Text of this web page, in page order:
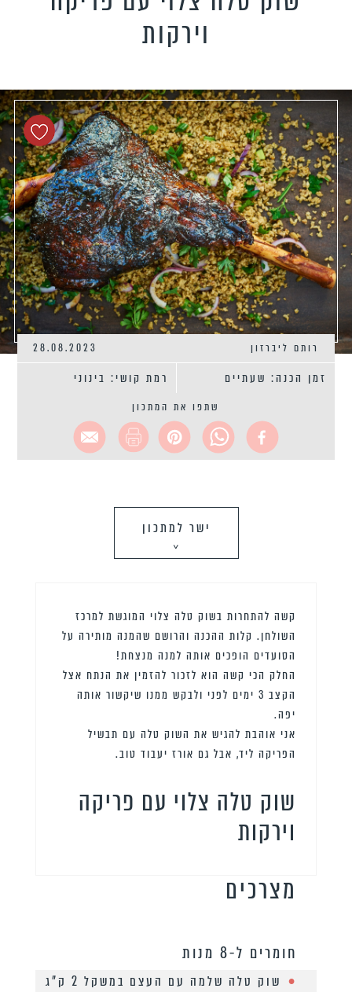
וקישים
לילדים
את האורחים
וירקות
28.08.2023 רותם ליברזון
זמן הכנה: שעתיים רמת קושי: בינוני
שתפו את המתכון
ישר למתכון
>
קשה להתחרות בשוק טלה צלוי המוגשת למרכז
השולחן. קלות ההכנה והרושם שהמנה מותירה על
הסועדים הופכים אותה למנה מנצחת!
החלק הכי קשה הוא לזכור להזמין את הנתח אצל
הקצב 3 ימים לפני ולבקש ממנו שיקשור אותה
יפה.
אני אוהבת להגיש את השוק טלה עם תבשיל
הפריקה ליד, אבל גם אורז יעבוד טוב.
שוק טלה צלוי עם פריקה
וירקות
מצרכים
חומרים ל-8 מנות
שוק טלה שלמה עם העצם במשקל 2 ק”ג